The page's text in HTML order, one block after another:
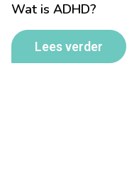
Wat is ADHD?
Lees verder